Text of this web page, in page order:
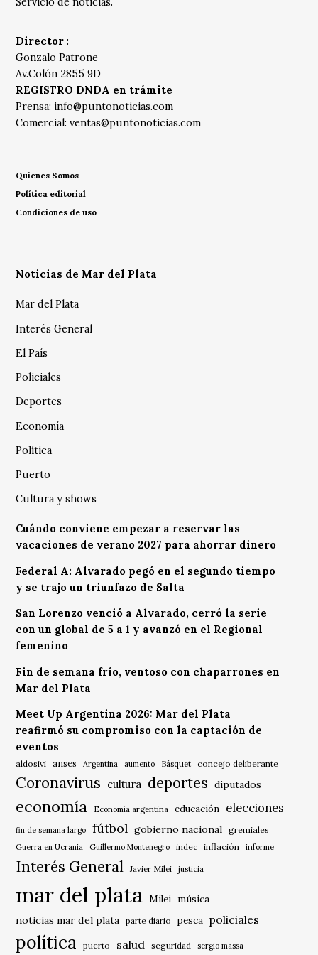
Director :
Gonzalo Patrone
Av.Colón 2855 9D
REGISTRO DNDA en trámite
Prensa: info@puntonoticias.com
Comercial:ventas@puntonoticias.com
Quienes Somos
Política editorial
Condiciones de uso
Noticias de Mar del Plata
Mar del Plata
Interés General
El País
Policiales
Deportes
Economía
Política
Puerto
Cultura y shows
Cuándo conviene empezar a reservar las
vacaciones de verano 2027 para ahorrar dinero
Federal A: Alvarado pegó en el segundo tiempo
y se trajo un triunfazo de Salta
San Lorenzo venció a Alvarado, cerró la serie
con un global de 5 a 1 y avanzó en el Regional
femenino
Fin de semana frío, ventoso con chaparrones en
Mar del Plata
Meet Up Argentina 2026: Mar del Plata
reafirmó su compromiso con la captación de
eventos
aldosivi anses Argentina aumento Básquet concejo deliberante
Coronavirus cultura deportes diputados
economía Economía argentina educación elecciones
fin de semana largo fútbol gobierno nacional gremiales
Guerra en Ucrania Guillermo Montenegro indec inflación informe
Interés General Javier Milei justicia
mar del plata Milei música
noticias mar del plata
parte diario pesca policiales
política puerto salud seguridad sergio massa